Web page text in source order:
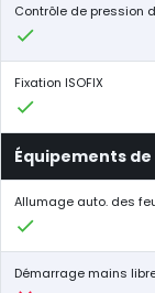
Contrôle de pression
Fixation ISOFIX
Équipements
Allumage auto. des
Démarrage mains